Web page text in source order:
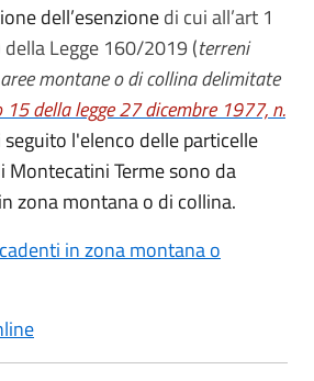
dell’esenzionedi cui all’art 1
Legge 160/2019 (terreni
montane o di collina delimitate
della legge 27 dicembre 1977, n.
seguito l'elenco delle particelle
Montecatini Terme sono da
zona montana o di collina.
in zona montana o